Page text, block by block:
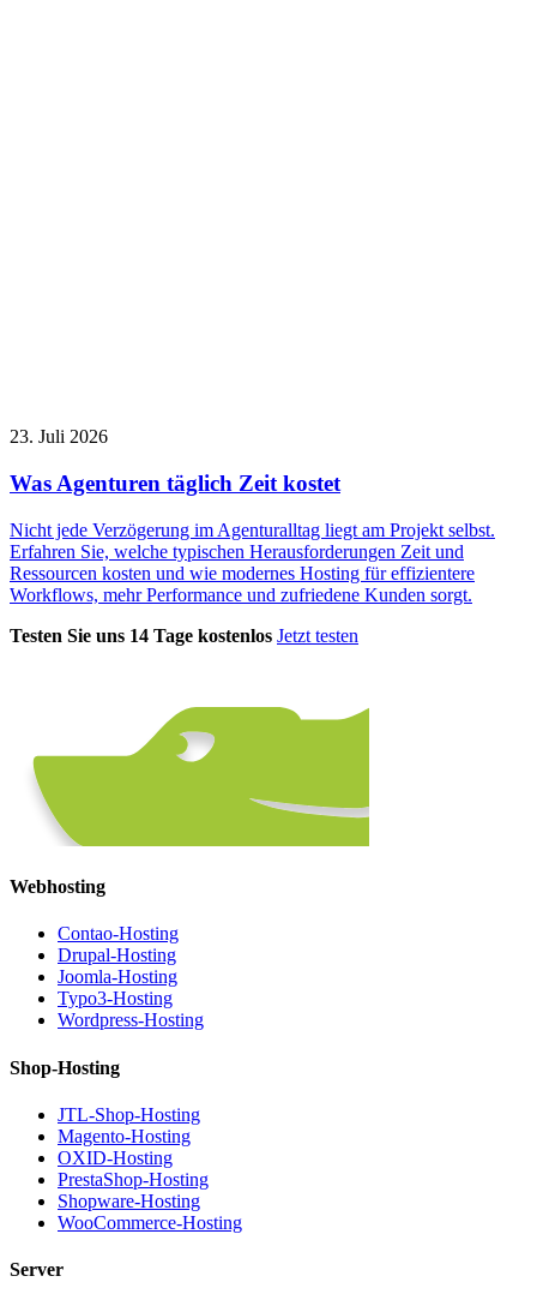
23. Juli 2026
Was Agenturen täglich Zeit kostet
Nicht jede Verzögerung im Agenturalltag liegt am Projekt selbst.
Erfahren Sie, welche typischen Herausforderungen Zeit und
Ressourcen kosten und wie modernes Hosting für effizientere
Workflows, mehr Performance und zufriedene Kunden sorgt.
Testen Sie uns 14 Tage kostenlos Jetzt testen
Webhosting
Contao-Hosting
Drupal-Hosting
Joomla-Hosting
Typo3-Hosting
Wordpress-Hosting
Shop-Hosting
JTL-Shop-Hosting
Magento-Hosting
OXID-Hosting
PrestaShop-Hosting
Shopware-Hosting
WooCommerce-Hosting
Server